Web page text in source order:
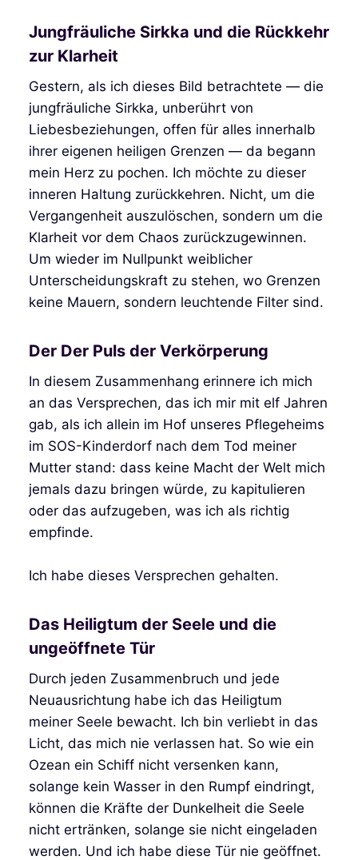
Jungfräuliche Sirkka und die Rückkehr
zur Klarheit
Gestern, als ich dieses Bild betrachtete — die
jungfräuliche Sirkka, unberührt von
Liebesbeziehungen, offen für alles innerhalb
ihrer eigenen heiligen Grenzen — da begann
mein Herz zu pochen. Ich möchte zu dieser
inneren Haltung zurückkehren. Nicht, um die
Vergangenheit auszulöschen, sondern um die
Klarheit vor dem Chaos zurückzugewinnen.
Um wieder im Nullpunkt weiblicher
Unterscheidungskraft zu stehen, wo Grenzen
keine Mauern, sondern leuchtende Filter sind.
Der Der Puls der Verkörperung
In diesem Zusammenhang erinnere ich mich
an das Versprechen, das ich mir mit elf Jahren
gab, als ich allein im Hof unseres Pflegeheims
im SOS-Kinderdorf nach dem Tod meiner
Mutter stand: dass keine Macht der Welt mich
jemals dazu bringen würde, zu kapitulieren
oder das aufzugeben, was ich als richtig
empfinde.
Ich habe dieses Versprechen gehalten.
Das Heiligtum der Seele und die
ungeöffnete Tür
Durch jeden Zusammenbruch und jede
Neuausrichtung habe ich das Heiligtum
meiner Seele bewacht. Ich bin verliebt in das
Licht, das mich nie verlassen hat. So wie ein
Ozean ein Schiff nicht versenken kann,
solange kein Wasser in den Rumpf eindringt,
können die Kräfte der Dunkelheit die Seele
nicht ertränken, solange sie nicht eingeladen
werden. Und ich habe diese Tür nie geöffnet.